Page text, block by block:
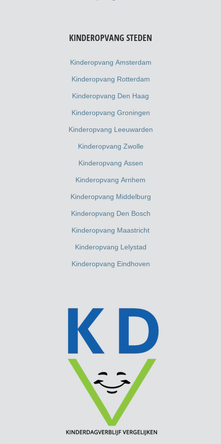
KINDEROPVANG STEDEN
Kinderopvang Amsterdam
Kinderopvang Rotterdam
Kinderopvang Den Haag
Kinderopvang Groningen
Kinderopvang Leeuwarden
Kinderopvang Zwolle
Kinderopvang Assen
Kinderopvang Arnhem
Kinderopvang Middelburg
Kinderopvang Den Bosch
Kinderopvang Maastricht
Kinderopvang Lelystad
Kinderopvang Eindhoven